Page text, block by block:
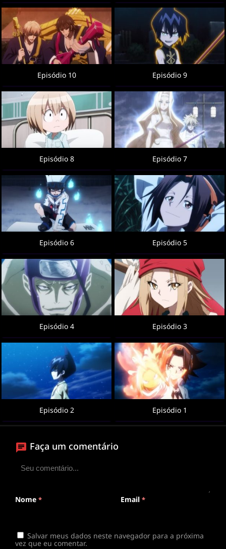
Episódio 10 Episódio 9
Episódio 8 Episódio 7
Episódio 6 Episódio 5
Episódio 4 Episódio 3
Episódio 2 Episódio 1
Faça um comentário
Nome * Email *
Salvar meus dados neste navegador para a próxima
vez que eu comentar.